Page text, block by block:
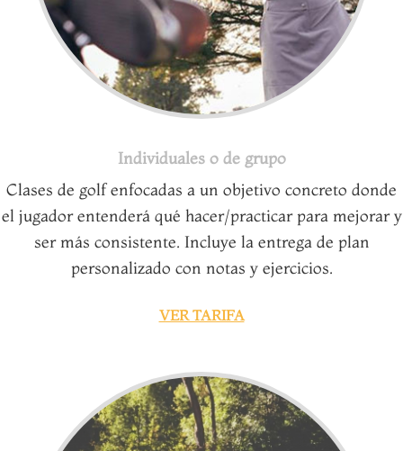
Individuales o de grupo
Clases de golf enfocadas a un objetivo concreto donde
el jugador entenderá qué hacer/practicar para mejorar y
ser más consistente. Incluye la entrega de plan
personalizado con notas y ejercicios.
VER TARIFA